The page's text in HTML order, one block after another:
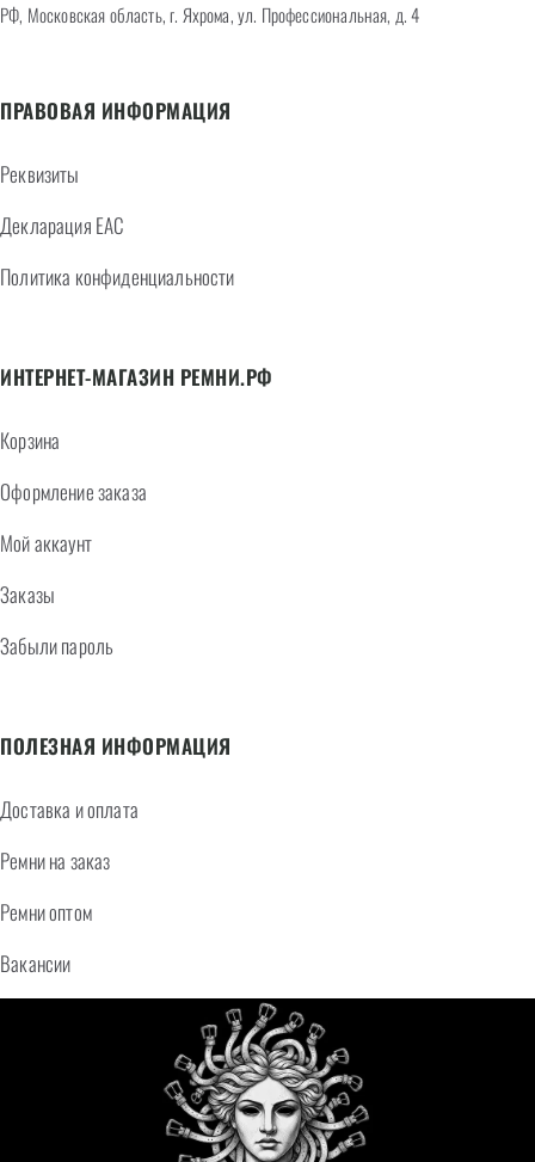
РФ, Московская область, г. Яхрома, ул. Профессиональная, д. 4
ПРАВОВАЯ ИНФОРМАЦИЯ
Реквизиты
Декларация EAC
Политика конфиденциальности
ИНТЕРНЕТ-МАГАЗИН РЕМНИ.РФ
Корзина
Оформление заказа
Мой аккаунт
Заказы
Забыли пароль
ПОЛЕЗНАЯ ИНФОРМАЦИЯ
Доставка и оплата
Ремни на заказ
Ремни оптом
Вакансии